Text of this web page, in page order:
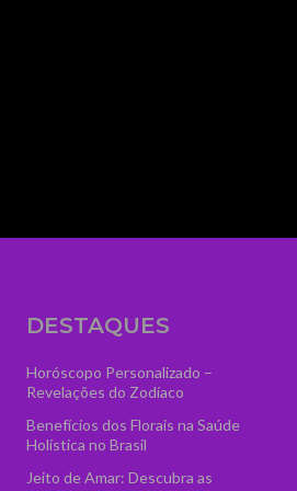
DESTAQUES
Horóscopo Personalizado –
Revelações do Zodíaco
Benefícios dos Florais na Saúde
Holística no Brasil
Jeito de Amar: Descubra as